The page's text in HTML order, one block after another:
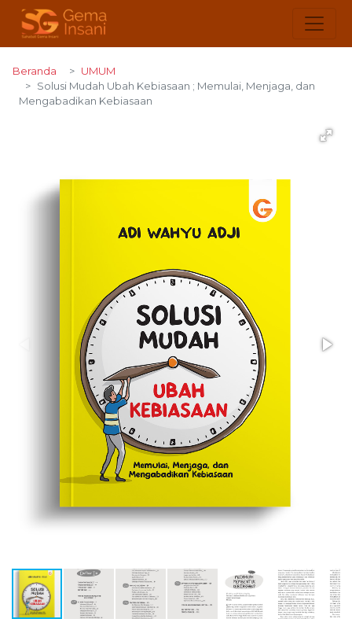
Beranda
UMUM
Solusi Mudah Ubah Kebiasaan ; Memulai, Menjaga, dan
Mengabadikan Kebiasaan